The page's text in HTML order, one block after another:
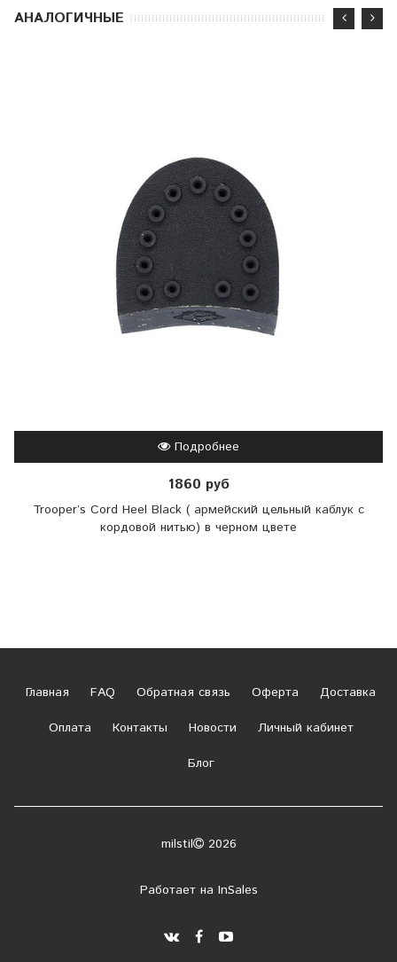
АНАЛОГИЧНЫЕ
Подробнее
1860 руб
Trooper’s Cord Heel Black ( армейский цельный каблук с
кордовой нитью) в черном цвете
Главная FAQ Обратная связь Оферта
Доставка
Оплата
Контакты Новости
Личный кабинет
Блог
milstil 2026
Работает на InSales